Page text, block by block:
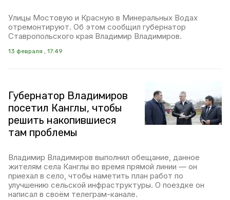
Улицы Мостовую и Красную в Минеральных Водах
отремонтируют. Об этом сообщил губернатор
Ставропольского края Владимир Владимиров.
13 февраля , 17:49
Губернатор Владимиров
посетил Канглы, чтобы
решить накопившиеся
там проблемы
Владимир Владимиров выполнил обещание, данное
жителям села Канглы во время прямой линии — он
приехал в село, чтобы наметить план работ по
улучшению сельской инфраструктуры. О поездке он
написал в своём телеграм-канале.